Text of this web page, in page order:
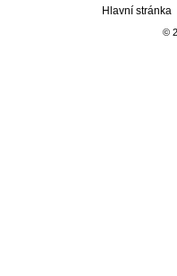
Hlavní stránka
©